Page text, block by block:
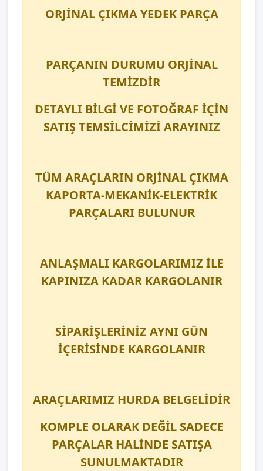
ORJİNAL ÇIKMA YEDEK PARÇA
PARÇANIN DURUMU ORJİNAL
TEMİZDİR
DETAYLI BİLGİ VE FOTOĞRAF İÇİN
SATIŞ TEMSİLCİMİZİ ARAYINIZ
TÜM ARAÇLARIN ORJİNAL ÇIKMA
KAPORTA-MEKANİK-ELEKTRİK
PARÇALARI BULUNUR
ANLAŞMALI KARGOLARIMIZ İLE
KAPINIZA KADAR KARGOLANIR
SİPARİŞLERİNİZ AYNI GÜN
İÇERİSİNDE KARGOLANIR
ARAÇLARIMIZ HURDA BELGELİDİR
KOMPLE OLARAK DEĞİL SADECE
PARÇALAR HALİNDE SATIŞA
SUNULMAKTADIR